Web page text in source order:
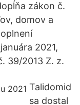
zákon č.
domov a
2021,
39/2013 Z. z.
Talidomid
sa dostal